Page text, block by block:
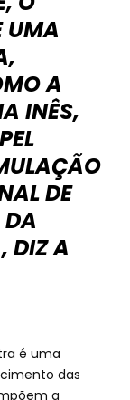
UMA
A
INÊS,
DE
DA
DIZ A
é uma
das
a